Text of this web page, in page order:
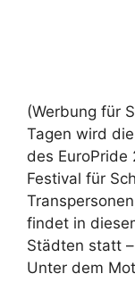
(Werbung für
Tagen wird
des EuroPride
Festival für
findet in
Städten statt
Unter dem